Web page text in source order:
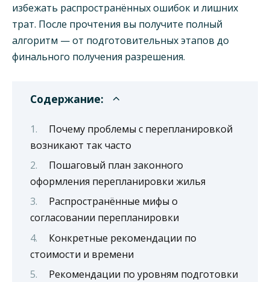
избежать распространённых ошибок и лишних
трат. После прочтения вы получите полный
алгоритм — от подготовительных этапов до
финального получения разрешения.
Содержание:
Почему проблемы с перепланировкой
возникают так часто
Пошаговый план законного
оформления перепланировки жилья
Распространённые мифы о
согласовании перепланировки
Конкретные рекомендации по
стоимости и времени
Рекомендации по уровням подготовки